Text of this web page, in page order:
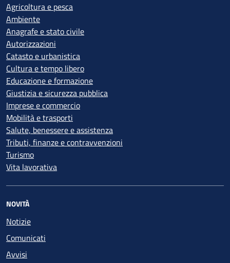
Agricoltura e pesca
Ambiente
Anagrafe e stato civile
Autorizzazioni
Catasto e urbanistica
Cultura e tempo libero
Educazione e formazione
Giustizia e sicurezza pubblica
Imprese e commercio
Mobilità e trasporti
Salute, benessere e assistenza
Tributi, finanze e contravvenzioni
Turismo
Vita lavorativa
NOVITÀ
Notizie
Comunicati
Avvisi